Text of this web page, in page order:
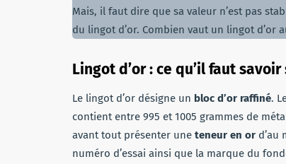
Mais, il faut dire que sa valeur n’est pas
du lingot d’or. Combien vaut un lingot d’or
Lingot d’or : ce qu’il faut
Le lingot d’or désigne un bloc d’or raffiné.
contient entre 995 et 1005 grammes de
avant tout présenter une teneur en or d’au
numéro d’essai ainsi que la marque du